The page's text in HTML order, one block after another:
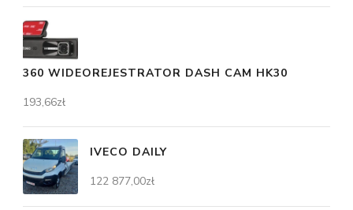
360 WIDEOREJESTRATOR DASH CAM HK30
193,66zł
IVECO DAILY
122 877,00zł